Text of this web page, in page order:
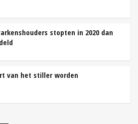
stopten in 2020 dan
van het stiller worden